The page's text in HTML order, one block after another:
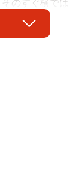
のすぐ横では
ングにいるかの